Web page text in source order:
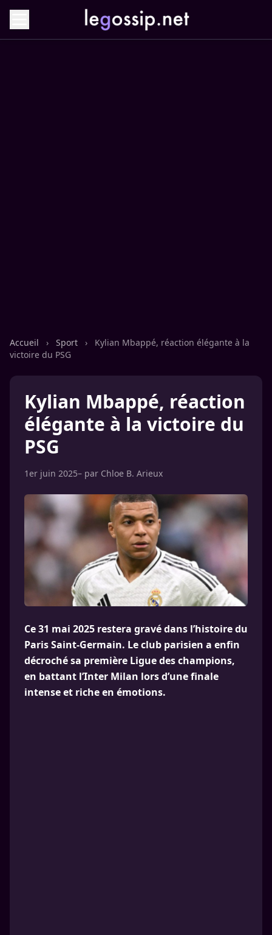
Accueil › Sport ›
Kylian Mbappé, réaction élégante à la
victoire du PSG
Kylian Mbappé, réaction
élégante à la victoire du
PSG
1er juin 2025– par Chloe B. Arieux
Ce 31 mai 2025 restera gravé dans l’histoire du
Paris Saint-Germain. Le club parisien a enfin
décroché sa première Ligue des champions,
en battant l’Inter Milan lors d’une finale
intense et riche en émotions.